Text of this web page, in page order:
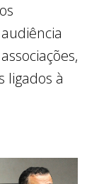
ligados à